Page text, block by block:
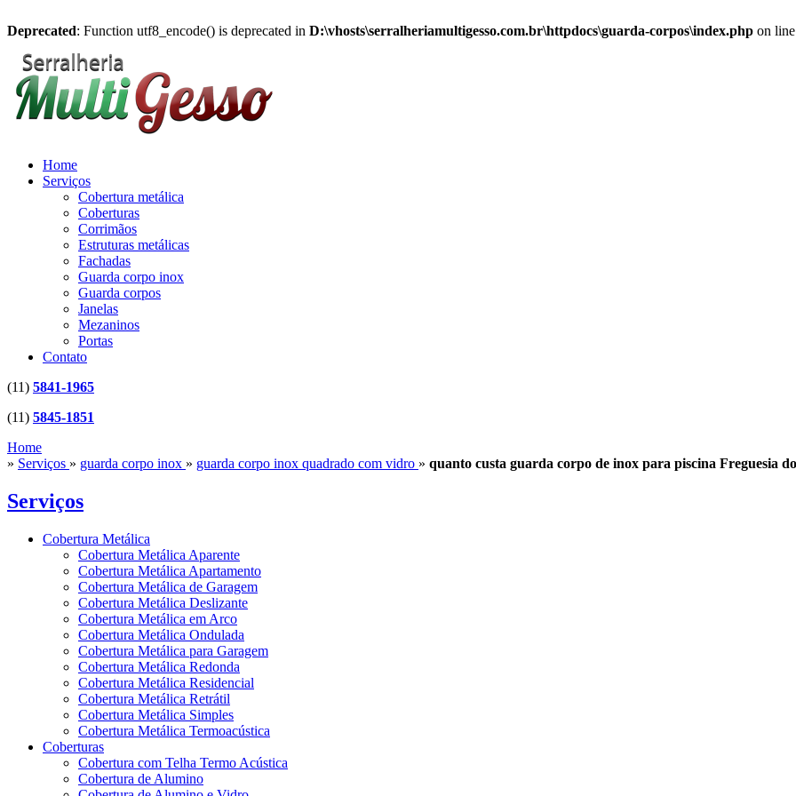
Deprecated: Function utf8_encode() is deprecated in D:\vhosts\serralheriamultigesso.com.br\httpdocs\guarda-corpos\index.php on
Home
Serviços
Cobertura metálica
Coberturas
Corrimãos
Estruturas metálicas
Fachadas
Guarda corpo inox
Guarda corpos
Janelas
Mezaninos
Portas
Contato
(11) 5841-1965
(11) 5845-1851
Home
» Serviços » guarda corpo inox » guarda corpo inox quadrado com vidro » quanto custa guarda corpo de inox para piscina Freguesia
Serviços
Cobertura Metálica
Cobertura Metálica Aparente
Cobertura Metálica Apartamento
Cobertura Metálica de Garagem
Cobertura Metálica Deslizante
Cobertura Metálica em Arco
Cobertura Metálica Ondulada
Cobertura Metálica para Garagem
Cobertura Metálica Redonda
Cobertura Metálica Residencial
Cobertura Metálica Retrátil
Cobertura Metálica Simples
Cobertura Metálica Termoacústica
Coberturas
Cobertura com Telha Termo Acústica
Cobertura de Alumino